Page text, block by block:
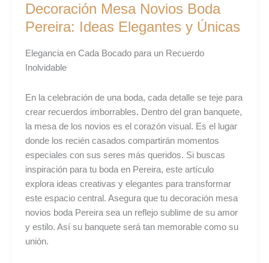
Decoración Mesa Novios Boda
Pereira: Ideas Elegantes y Únicas
Elegancia en Cada Bocado para un Recuerdo
Inolvidable
En la celebración de una boda, cada detalle se teje para
crear recuerdos imborrables. Dentro del gran banquete,
la mesa de los novios es el corazón visual. Es el lugar
donde los recién casados compartirán momentos
especiales con sus seres más queridos. Si buscas
inspiración para tu boda en Pereira, este artículo
explora ideas creativas y elegantes para transformar
este espacio central. Asegura que tu decoración mesa
novios boda Pereira sea un reflejo sublime de su amor
y estilo. Así su banquete será tan memorable como su
unión.
Novios
Boda
Ideas
Elegantes
Únicas